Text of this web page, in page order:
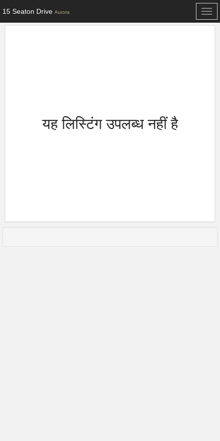
15 Seaton Drive Aurora
यह लिस्टिंग उपलब्ध नहीं है